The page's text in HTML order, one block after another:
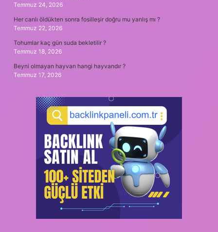
Temmuz 24, 2026
Her canlı öldükten sonra fosilleşir doğru mu yanlış mı ?
Temmuz 22, 2026
Tohumlar kaç gün suda bekletilir ?
Temmuz 18, 2026
Beyni olmayan hayvan hangi hayvandır ?
Temmuz 17, 2026